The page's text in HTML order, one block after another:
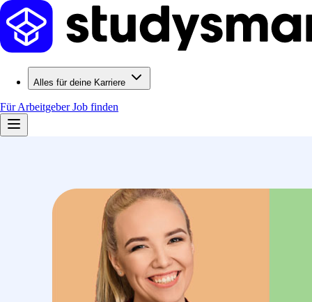
Alles für deine Karriere
Für ArbeitgeberJob finden